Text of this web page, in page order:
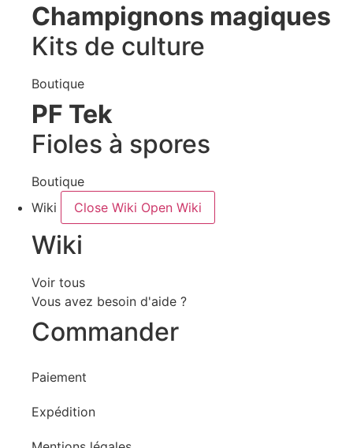
Champignons magiques
Kits de culture
Boutique
PF Tek
Fioles à spores
Boutique
Wiki
Close Wiki Open Wiki
Wiki
Voir tous
Vous avez besoin d'aide ?
Commander
Paiement
Expédition